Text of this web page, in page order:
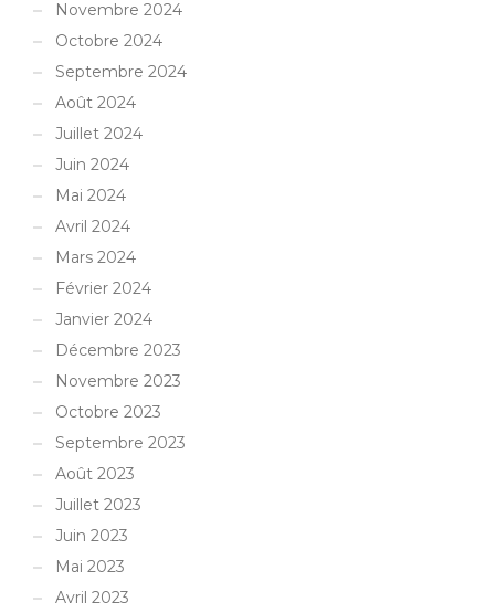
Novembre 2024
Octobre 2024
Septembre 2024
Août 2024
Juillet 2024
Juin 2024
Mai 2024
Avril 2024
Mars 2024
Février 2024
Janvier 2024
Décembre 2023
Novembre 2023
Octobre 2023
Septembre 2023
Août 2023
Juillet 2023
Juin 2023
Mai 2023
Avril 2023